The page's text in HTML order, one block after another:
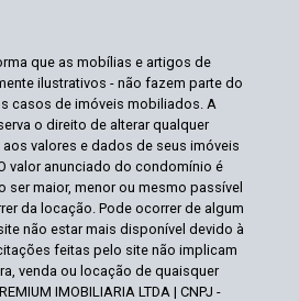
que as mobílias e artigos de
ilustrativos - não fazem parte do
casos de imóveis mobiliados. A
o direito de alterar qualquer
valores e dados de seus imóveis
valor anunciado do condomínio é
ser maior, menor ou mesmo passível
da locação. Pode ocorrer de algum
não estar mais disponível devido à
feitas pelo site não implicam
venda ou locação de quaisquer
IMOBILIARIA LTDA | CNPJ -